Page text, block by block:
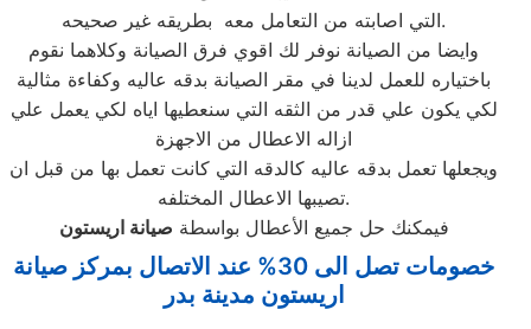
التي اصابته من التعامل معه بطريقه غير صحيحه.
وايضا من الصيانة نوفر لك اقوي فرق الصيانة وكلاهما نقوم
باختياره للعمل لدينا في مقر الصيانة بدقه عاليه وكفاءة مثالية
لكي يكون علي قدر من الثقه التي سنعطيها اياه لكي يعمل علي
ازاله الاعطال من الاجهزة
ويجعلها تعمل بدقه عاليه كالدقه التي كانت تعمل بها من قبل ان
تصيبها الاعطال المختلفه.
فيمكنك حل جميع الأعطال بواسطة صيانة اريستون
خصومات تصل الى 30% عند الاتصال بمركز صيانة
اريستون مدينة بدر